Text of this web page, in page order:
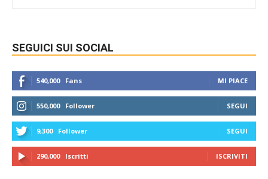
SEGUICI SUI SOCIAL
540,000 Fans MI PIACE
550,000 Follower SEGUI
9,300 Follower SEGUI
290,000 Iscritti ISCRIVITI